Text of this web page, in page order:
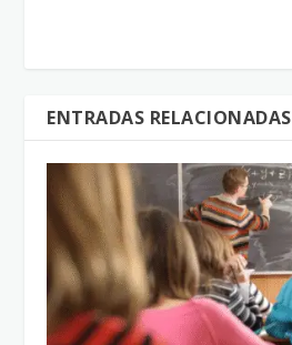
ENTRADAS RELACIONADAS